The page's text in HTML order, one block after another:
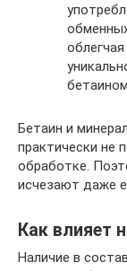
Бетаин и
практически не
обработке.
исчезают даже
Как влияет
Наличие в